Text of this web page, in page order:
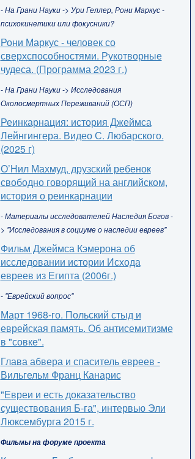
- На Грани Науки -> Ури Геллер, Рони Маркус -
психокинетики или фокусники?
Рони Маркус - человек со
сверхспособностями. Рукотворные
чудеса. (Программа 2023 г.)
- На Грани Науки -> Исследования
Околосмертных Переживаний (ОСП)
Реинкарнация: история Джеймса
Лейнгингера. Видео С. Любарского.
(2025 г)
О’Нил Махмуд, друзский ребенок
свободно говорящий на английском,
история о реинкарнации
- Материалы исследователей Наследия Богов -
> "Исследования в социуме о наследии евреев"
Фильм Джеймса Кэмерона об
исследовании истории Исхода
евреев из Египта (2006г.)
- "Еврейский вопрос"
Март 1968-го. Польский стыд и
еврейская память. Об антисемитизме
в "совке".
Глава абвера и спаситель евреев -
Вильгельм Франц Канарис
"Евреи и есть доказательство
существования Б-га", интервью Эли
Люксембурга 2015 г.
Фильмы на форуме проекта